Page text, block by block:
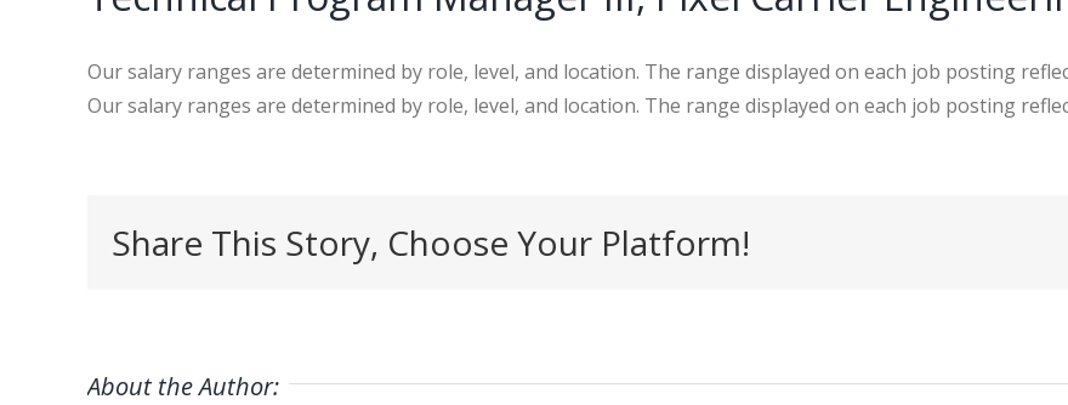
Our salary ranges are determined by role, level, and location. The range displayed on each job posting
Our salary ranges are determined by role, level, and location. The range displayed on each job posting
Share This Story, Choose Your Platform!
About the Author: